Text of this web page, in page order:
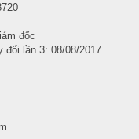
đốc
đổi lần 3: 08/08/2017